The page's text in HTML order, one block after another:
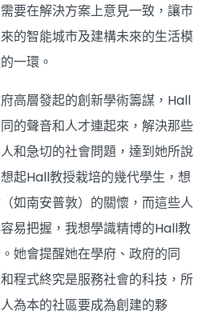
要在解決方案上意見一致，讓巿
的智能城市及建構未來的生活模
一環。
高層發起的創新學術籌謀，Hall
的聲音和人才連起來，解決那些
和急切的社會問題，達到她所說
起Hall教授栽培的幾代學生，想
如南安普敦）的關懷，而這些人
易把握，我想學識精博的Hall教
她會提醒她在學府、政府的同
程式終究是服務社會的科技，所
為本的社區要成為創建的夥